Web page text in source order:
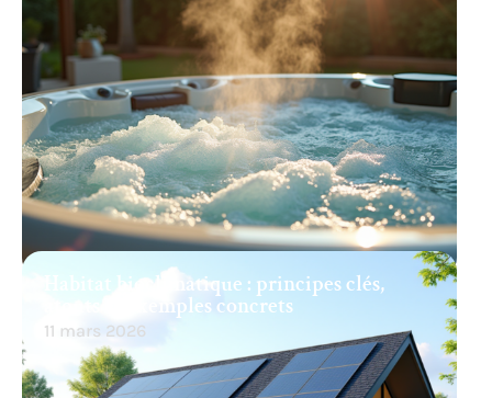
Habitat bioclimatique : principes clés,
atouts et exemples concrets
11 mars 2026